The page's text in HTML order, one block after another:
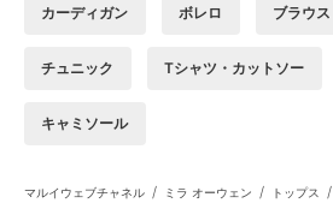
カーディガン ボレロ ブラウス
チュニック Tシャツ・カットソー
キャミソール
マルイウェブチャネル / ミラ オーウェン / トップス /